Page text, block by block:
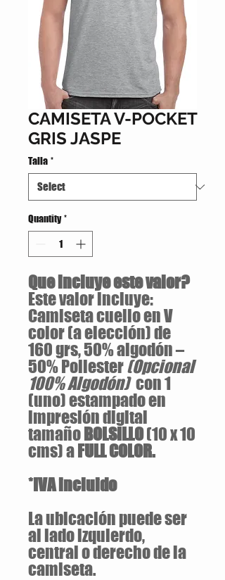
CAMISETA V-POCKET
GRIS JASPE
Talla *
Quantity *
Que incluye este valor?
Este valor incluye:
Camiseta cuello en V
color (a elección) de
160 grs, 50% algodón –
50% Poliester(Opcional
100% Algodón)con 1
(uno) estampado en
impresión digital
tamaño BOLSILLO(10 x 10
cms) a FULL COLOR.
*IVA incluido
La ubicación puede ser
al lado izquierdo,
central o derecho de la
camiseta.